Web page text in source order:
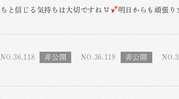
ちと信じる気持ちは大切ですね
明日からも頑張り
NO.36,118 NO.36,119